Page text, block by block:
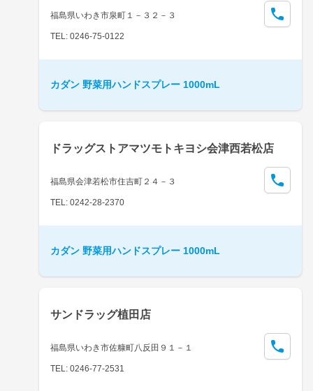
福島県いわき市泉町１－３２－３
TEL: 0246-75-0122
カダン 野菜用ハンドスプレー 1000mL
ドラッグストアマツモトキヨシ会津西若松店
福島県会津若松市住吉町２４－３
TEL: 0242-28-2370
カダン 野菜用ハンドスプレー 1000mL
サンドラッグ植田店
福島県いわき市佐糠町八反田９１－１
TEL: 0246-77-2531